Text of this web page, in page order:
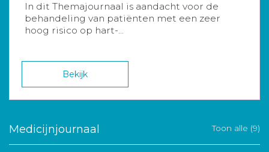
In dit Themajournaal is aandacht voor de
behandeling van patiënten met een zeer
hoog risico op hart-...
Bekijk
Medicijnjournaal Toon alle (9)